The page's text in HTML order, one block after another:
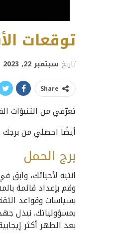
توقعات الأبراج
تاريخ سبتمبر 22, 2023
Share
تعرّفي من التنبؤات
أيضًا احصلي من برجك
برج الحمل
انتبه لأحبائك،
وقم بإعداد قائمة
بسياسات وقواعد
بمسؤولياتك. نبذل
بعد الظهر أكثر